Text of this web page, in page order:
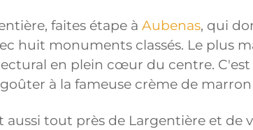
faites étape à Aubenas, qui
huit monuments classés. Le plus
en plein cœur du centre. C'est
à la fameuse crème de
aussi tout près de Largentière et de